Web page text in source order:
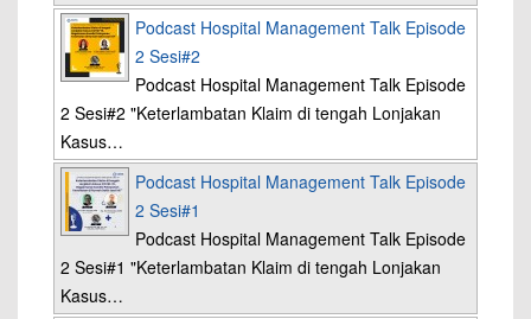
Podcast Hospital Management Talk Episode
2 Sesi#2
Podcast Hospital Management Talk Episode
2 Sesi#2 "Keterlambatan Klaim di tengah Lonjakan
Kasus…
Podcast Hospital Management Talk Episode
2 Sesi#1
Podcast Hospital Management Talk Episode
2 Sesi#1 "Keterlambatan Klaim di tengah Lonjakan
Kasus…